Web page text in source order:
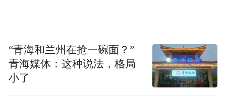
“青海和兰州在抢一碗面？”
青海媒体：这种说法，格局
小了